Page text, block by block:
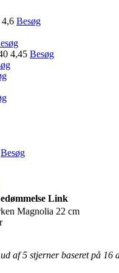
4,6 Besøg
4,45 Besøg
Besøg
Link
Magnolia 22 cm
af 5 stjerner baseret på 16